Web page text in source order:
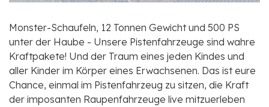
Monster-Schaufeln, 12 Tonnen Gewicht und 500 PS
unter der Haube - Unsere Pistenfahrzeuge sind wahre
Kraftpakete! Und der Traum eines jeden Kindes und
aller Kinder im Körper eines Erwachsenen. Das ist eure
Chance, einmal im Pistenfahrzeug zu sitzen, die Kraft
der imposanten Raupenfahrzeuge live mitzuerleben